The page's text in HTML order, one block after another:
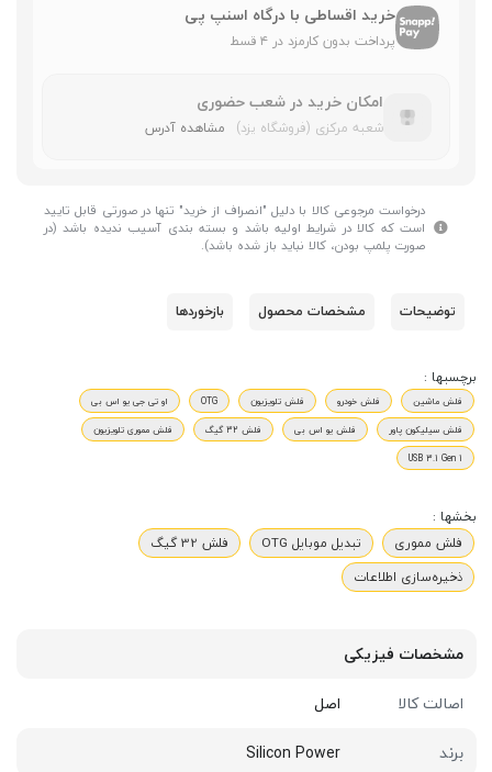
خرید اقساطی با درگاه اسنپ پی
پرداخت بدون کارمزد در ۴ قسط
امکان خرید در شعب حضوری
شعبه مرکزی (فروشگاه یزد) مشاهده آدرس
درخواست مرجوعی کالا با دلیل "انصراف از خرید" تنها در صورتی قابل تایید
است که کالا در شرایط اولیه باشد و بسته بندی آسیب ندیده باشد (در
صورت پلمپ بودن، کالا نباید باز شده باشد).
توضیحات مشخصات محصول بازخوردها
برچسبها :
فلش ماشین فلش خودرو فلش تلویزیون OTG
او تی جی یو اس بی
فلش سیلیکون پاور
فلش یو اس بی فلش 32 گیگ
فلش مموری تلویزیون
USB 3.1 Gen 1
بخشها :
فلش مموری
تبدیل موبایل OTG
فلش 32 گیگ
ذخیره‌سازی اطلاعات
مشخصات فیزیکی
اصالت کالا
اصل
برند
Silicon Power